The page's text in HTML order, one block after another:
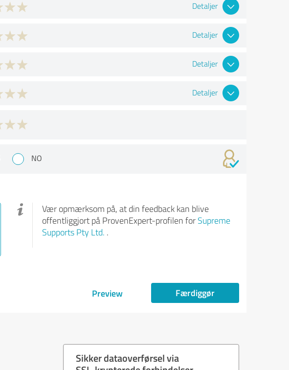
Detaljer
Detaljer
Detaljer
Detaljer
NO
Vær opmærksom på, at din feedback kan blive
offentliggjort på ProvenExpert-profilen for Supreme
Supports Pty Ltd. .
Preview Færdiggør
Sikker dataoverførsel via